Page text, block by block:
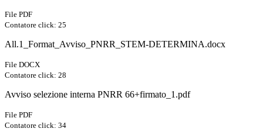
File PDF
Contatore click: 25
All.1_Format_Avviso_PNRR_STEM-DETERMINA.docx
File DOCX
Contatore click: 28
Avviso selezione interna PNRR 66+firmato_1.pdf
File PDF
Contatore click: 34